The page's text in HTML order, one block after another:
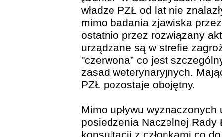
władze PZŁ od lat nie
mimo badania zjawiska
ostatnio przez rozwiązany
urządzane są w strefie
"czerwona” co jest
zasad weterynaryjnych.
PZŁ pozostaje obojętny.
Mimo upływu wyznaczonych
posiedzenia Naczelnej
konsultacji z członkami co